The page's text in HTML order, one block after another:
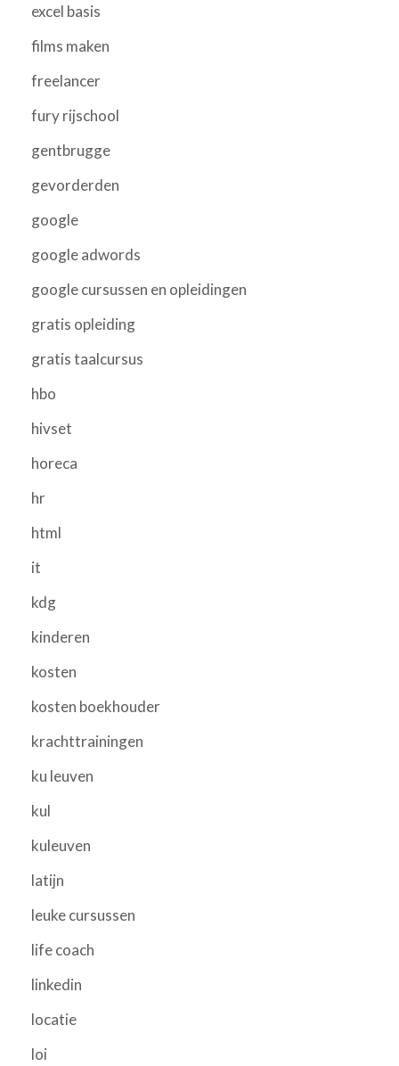
excel basis
films maken
freelancer
fury rijschool
gentbrugge
gevorderden
google
google adwords
google cursussen en opleidingen
gratis opleiding
gratis taalcursus
hbo
hivset
horeca
hr
html
it
kdg
kinderen
kosten
kosten boekhouder
krachttrainingen
ku leuven
kul
kuleuven
latijn
leuke cursussen
life coach
linkedin
locatie
loi